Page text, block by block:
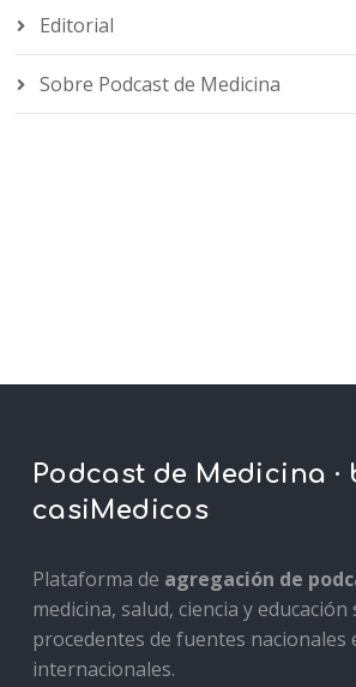
Editorial
Sobre Podcast de Medicina
Podcast de Medicina ·
casiMedicos
Plataforma de agregación de
medicina, salud, ciencia y
procedentes de fuentes nacionales
internacionales.